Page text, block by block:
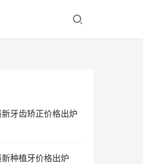
牙齿矫正价格出炉
种植牙价格出炉